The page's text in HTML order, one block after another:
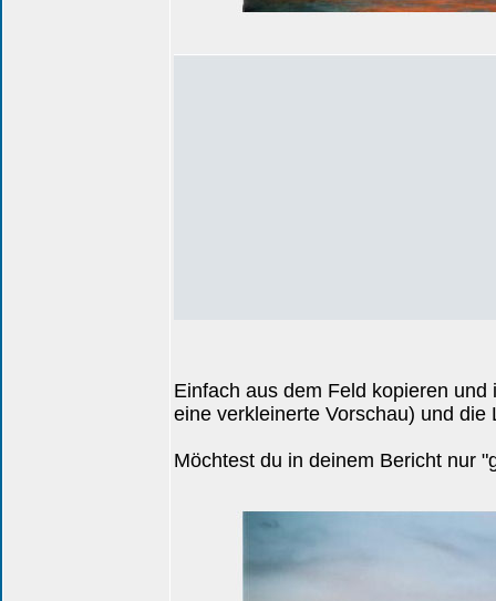
Einfach aus dem Feld kopieren
eine verkleinerte Vorschau) und
Möchtest du in deinem Bericht nur